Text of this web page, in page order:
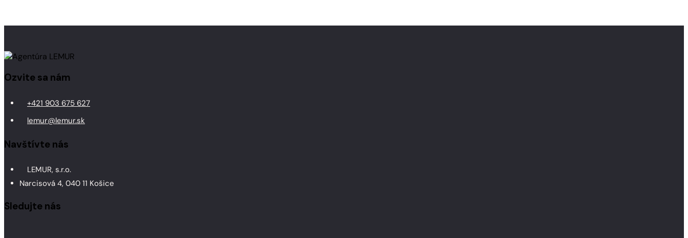
Ozvite sa nám
+421 903 675 627
lemur@lemur.sk
Navštívte nás
LEMUR, s.r.o.
Narcisová 4, 040 11 Košice
Sledujte nás